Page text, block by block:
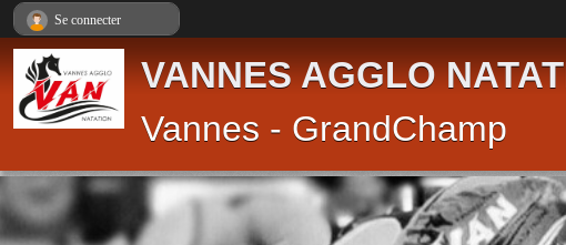
VANNES AGGLO
Vannes - GrandChamp
Se connecter
Panneau de gestion des cookies